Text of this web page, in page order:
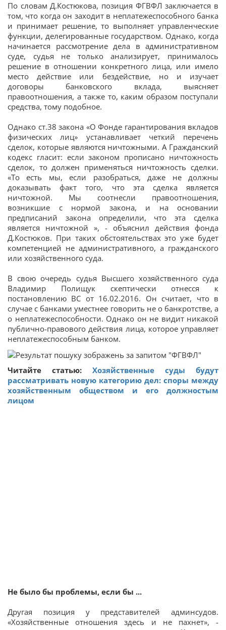
По словам Д.Костюкова, позиция ФГВФЛ заключается в
том, что когда он заходит в неплатежеспособного банка
и принимает решение, то выполняет управленческие
функции, делегированные государством. Однако, когда
начинается рассмотрение дела в административном
суде, судья не только анализирует, принималось
решение в отношении конкретного лица, или имело
место действие или бездействие, но и изучает
договоры банковского вклада, выясняет
правоотношения, а также то, каким образом поступали
средства, тому подобное.
Однако ст.38 закона «О Фонде гарантирования вкладов
физических лиц» устанавливает четкий перечень
сделок, которые являются ничтожными. А Гражданский
кодекс гласит: если законом прописано ничтожность
сделок, то должен применяться ничтожность сделки.
«То есть мы, если разобраться, даже не должны
доказывать факт того, что эта сделка является
ничтожной. Мы соотнесли правоотношения,
возникшие с нормой закона, и на основании
предписаний закона определили, что эта сделка
является ничтожной », - объяснил действия фонда
Д.Костюков. При таких обстоятельствах это уже будет
компетенцией не административного, а гражданского
или хозяйственного суда.
В свою очередь судья Высшего хозяйственного суда
Владимир Полищук скептически отнесся к
постановлению ВС от 16.02.2016. Он считает, что в
случае с банками уместнее говорить не о банкротстве, а
о неплатежеспособности. Однако он не видит никакой
публично-правового действия лица, которое управляет
неплатежеспособным банком.
Читайте статью: Хозяйственные суды будут
рассматривать новую категорию дел: споры между
хозяйственным обществом и его должностым
лицом
Не было бы проблемы, если бы ...
Другая позиция у представителей админсудов.
«Хозяйственные отношения здесь и не пахнет», -